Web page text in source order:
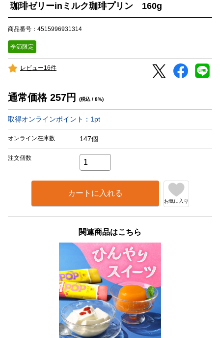
珈琲ゼリーinミルク珈琲プリン 160g
商品番号：4515996931314
季節限定
レビュー16件
通常価格 257円 (税込 / 8%)
取得オンラインポイント： 1 pt
オンライン在庫数 147個
注文個数
カートに入れる
お気に入り
関連商品はこちら